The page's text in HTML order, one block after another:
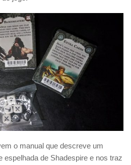
o manual que descreve um
espelhada de Shadespire e nos traz